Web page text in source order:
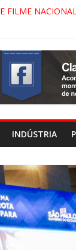
E QUELUZ
VERMELHO
SERÁ
INDÚSTRIA